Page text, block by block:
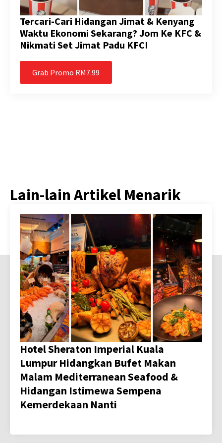
Tercari-Cari Hidangan Jimat & Kenyang
Waktu Ekonomi Sekarang? Jom Ke KFC &
Nikmati Set Jimat Padu KFC!
Grab Promo RM7.99
Lain-lain Artikel Menarik
Hotel Sheraton Imperial Kuala
Lumpur Hidangkan Bufet Makan
Malam Mediterranean Seafood &
Hidangan Istimewa Sempena
Kemerdekaan Nanti